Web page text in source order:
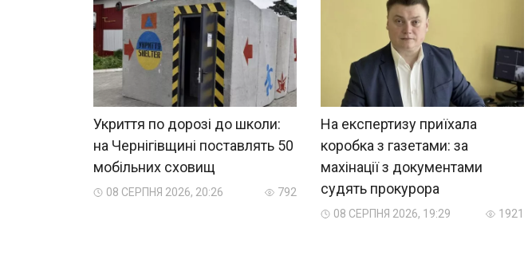
Укриття по дорозі до школи:
на Чернігівщині поставлять 50
мобільних сховищ
08 СЕРПНЯ 2026, 20:26 792
На експертизу приїхала
коробка з газетами: за
махінації з документами
судять прокурора
08 СЕРПНЯ 2026, 19:29 1921